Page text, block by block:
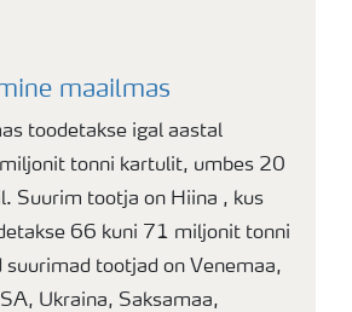
maailmas
toodetakse igal aastal
tonni kartulit, umbes 20
Suurim tootja on Hiina , kus
66 kuni 71 miljonit tonni
suurimad tootjad on Venemaa,
Ukraina, Saksamaa,